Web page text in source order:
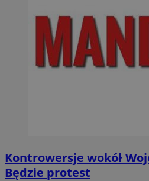
Kontrowersje wokół
Będzie protest